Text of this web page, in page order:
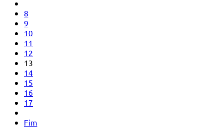
8
9
10
11
12
13
14
15
16
17
Fim